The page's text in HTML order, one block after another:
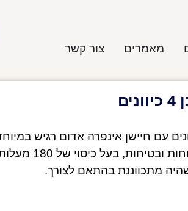
מאמרים צור קשר
עם חיישן אינפרה אדום רגיש
מתכווננת בהתאם לצורך.